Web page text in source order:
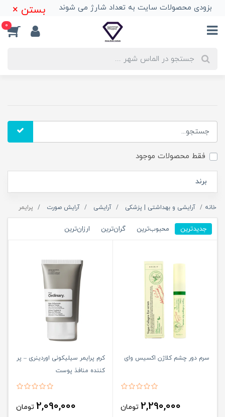
بزودی محصولات سایت به تعداد شارژ می شوند بستن ×
0
فقط محصولات موجود
برند
خانه آرایشی و بهداشتی | پزشکی آرایشی آرایش صورت پرایمر
جدیدترین محبوب‌ترین گران‌ترین ارزان‌ترین
سرم دور چشم کلاژن اکسیس وای
2,290,000 تومان
کرم پرایمر سیلیکونی اوردینری – پر
کننده منافذ پوست
2,090,000 تومان